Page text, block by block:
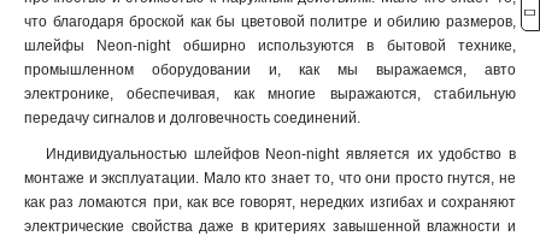
что благодаря броской как бы цветовой политре и обилию размеров,
шлейфы Neon-night обширно используются в бытовой технике,
промышленном оборудовании и, как мы выражаемся, авто
электронике, обеспечивая, как многие выражаются, стабильную
передачу сигналов и долговечность соединений.
Индивидуальностью шлейфов Neon-night является их удобство в
монтаже и эксплуатации. Мало кто знает то, что они просто гнутся, не
как раз ломаются при, как все говорят, нередких изгибах и сохраняют
электрические свойства даже в критериях завышенной влажности и